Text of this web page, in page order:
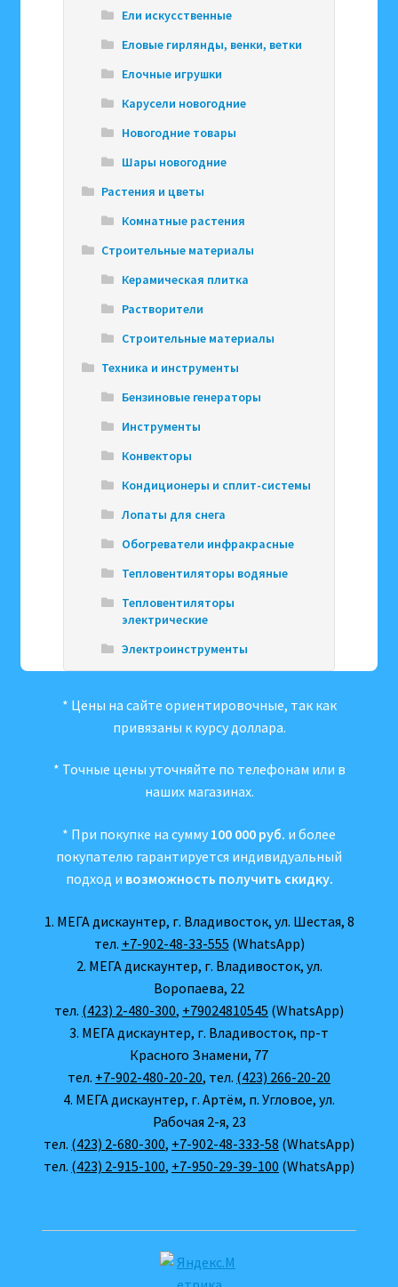
Ели искусственные
Еловые гирлянды, венки, ветки
Елочные игрушки
Карусели новогодние
Новогодние товары
Шары новогодние
Растения и цветы
Комнатные растения
Строительные материалы
Керамическая плитка
Растворители
Строительные материалы
Техника и инструменты
Бензиновые генераторы
Инструменты
Конвекторы
Кондиционеры и сплит-системы
Лопаты для снега
Обогреватели инфракрасные
Тепловентиляторы водяные
Тепловентиляторы
электрические
Электроинструменты
* Цены на сайте ориентировочные, так как
привязаны к курсу доллара.
* Точные цены уточняйте по телефонам или в
наших магазинах.
* При покупке на сумму 100 000 руб. и более
покупателю гарантируется индивидуальный
подход и возможность получить скидку.
1. МЕГА дискаунтер, г. Владивосток, ул. Шестая, 8
тел. +7-902-48-33-555 (WhatsApp)
2. МЕГА дискаунтер, г. Владивосток, ул.
Воропаева, 22
тел. (423) 2-480-300, +79024810545 (WhatsApp)
3. МЕГА дискаунтер, г. Владивосток, пр-т
Красного Знамени, 77
тел. +7-902-480-20-20, тел. (423) 266-20-20
4. МЕГА дискаунтер, г. Артём, п. Угловое, ул.
Рабочая 2-я, 23
тел. (423) 2-680-300, +7-902-48-333-58 (WhatsApp)
тел. (423) 2-915-100, +7-950-29-39-100 (WhatsApp)